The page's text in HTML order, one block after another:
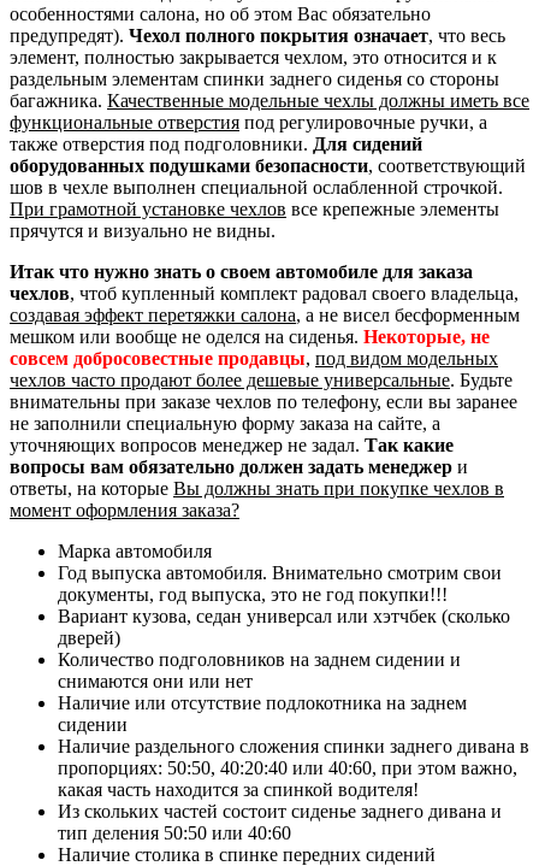
особенностями салона, но об этом Вас обязательно
предупредят). Чехол полного покрытия означает, что весь
элемент, полностью закрывается чехлом, это относится и к
раздельным элементам спинки заднего сиденья со стороны
багажника. Качественные модельные чехлы должны иметь все
функциональные отверстия под регулировочные ручки, а
также отверстия под подголовники. Для сидений
оборудованных подушками безопасности, соответствующий
шов в чехле выполнен специальной ослабленной строчкой.
При грамотной установке чехлов все крепежные элементы
прячутся и визуально не видны.
Итак что нужно знать о своем автомобиле для заказа
чехлов, чтоб купленный комплект радовал своего владельца,
создавая эффект перетяжки салона, а не висел бесформенным
мешком или вообще не оделся на сиденья. Некоторые, не
совсем добросовестные продавцы, под видом модельных
чехлов часто продают более дешевые универсальные. Будьте
внимательны при заказе чехлов по телефону, если вы заранее
не заполнили специальную форму заказа на сайте, а
уточняющих вопросов менеджер не задал. Так какие
вопросы вам обязательно должен задать менеджер и
ответы, на которые Вы должны знать при покупке чехлов в
момент оформления заказа?
Марка автомобиля
Год выпуска автомобиля. Внимательно смотрим свои
документы, год выпуска, это не год покупки!!!
Вариант кузова, седан универсал или хэтчбек (сколько
дверей)
Количество подголовников на заднем сидении и
снимаются они или нет
Наличие или отсутствие подлокотника на заднем
сидении
Наличие раздельного сложения спинки заднего дивана в
пропорциях: 50:50, 40:20:40 или 40:60, при этом важно,
какая часть находится за спинкой водителя!
Из скольких частей состоит сиденье заднего дивана и
тип деления 50:50 или 40:60
Наличие столика в спинке передних сидений